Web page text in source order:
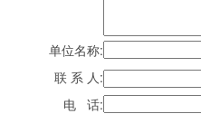
单位名称:
联 系 人:
电 话: